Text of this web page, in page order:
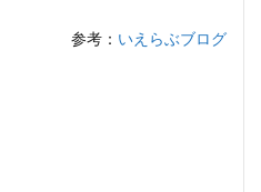
参考： いえらぶブログ